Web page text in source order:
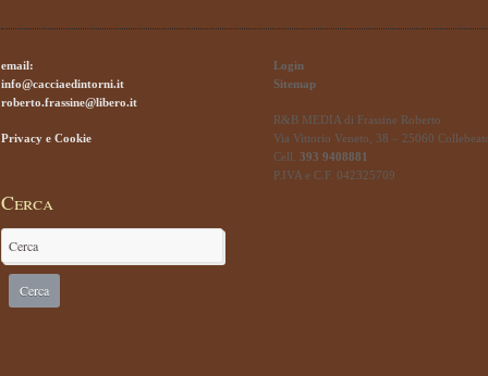
email:
info@cacciaedintorni.it
roberto.frassine@libero.it
Privacy e Cookie
Cerca
Login
Sitemap
R&B MEDIA di Frassine Roberto
Via Vittorio Veneto, 38 – 25060
Cell. 393 9408881
P.IVA e C.F. 042325709